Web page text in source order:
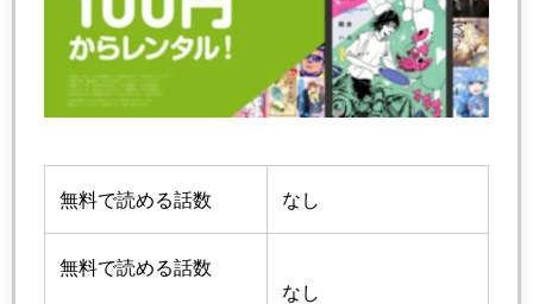
無料で読める話数 なし
無料で読める話数
なし